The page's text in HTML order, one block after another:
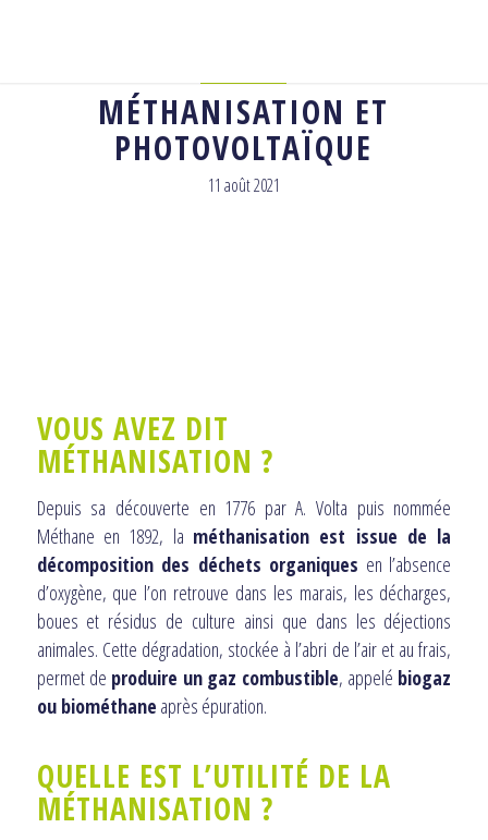
MÉTHANISATION ET
PHOTOVOLTAÏQUE
11 août 2021
VOUS AVEZ DIT
MÉTHANISATION ?
Depuis sa découverte en 1776 par A. Volta puis nommée
Méthane en 1892, la méthanisation est issue de la
décomposition des déchets organiques en l’absence
d’oxygène, que l’on retrouve dans les marais, les décharges,
boues et résidus de culture ainsi que dans les déjections
animales. Cette dégradation, stockée à l’abri de l’air et au frais,
permet de produire un gaz combustible, appelé biogaz
ou biométhane après épuration.
QUELLE EST L’UTILITÉ DE LA
MÉTHANISATION ?